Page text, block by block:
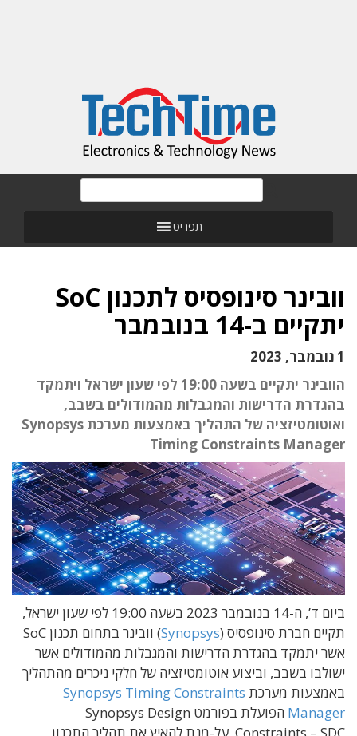
תפריט
וובינר סינופסיס לתכנון SoC
יתקיים ב-14 בנובמבר
1 נובמבר, 2023
הוובינר יתקיים בשעה 19:00 לפי שעון ישראל ויתמקד
בהגדרת הדרישות והמגבלות מהמודולים בשבב,
ואוטומטיזציה של התהליך באמצעות מערכת Synopsys
Timing Constraints Manager
ביום ד’, ה-14 בנובמבר 2023 בשעה 19:00 לפי שעון ישראל,
תקיים חברת סינופסיס (Synopsys
) וובינר בתחום תכנון SoC
אשר יתמקד בהגדרת הדרישות והמגבלות מהמודולים אשר
ישולבו בשבב, וביצוע אוטומטיזציה של חלקי ניכרים מהתהליך
באמצעות מערכת Synopsys Timing Constraints
Manager
הפועלת בפורמט Synopsys Design
Constraints – SDC, על-מנת להאיץ את תהליך התכנון